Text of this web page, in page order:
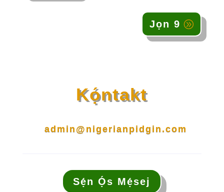
Jọn 9
Kọ́ntakt
admin@nigerianpidgin.com
Sẹ́n Ọ́s Mẹ́sej